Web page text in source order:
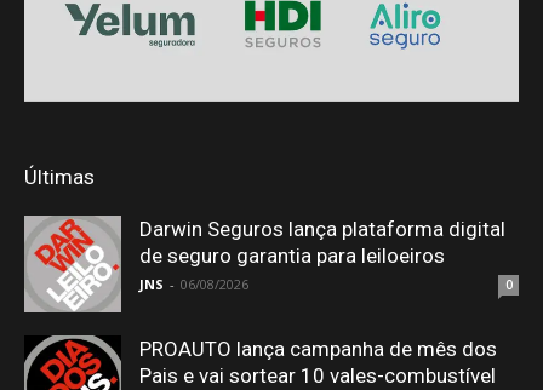
Últimas
Darwin Seguros lança plataforma digital
de seguro garantia para leiloeiros
JNS - 06/08/2026 0
PROAUTO lança campanha de mês dos
Pais e vai sortear 10 vales-combustível